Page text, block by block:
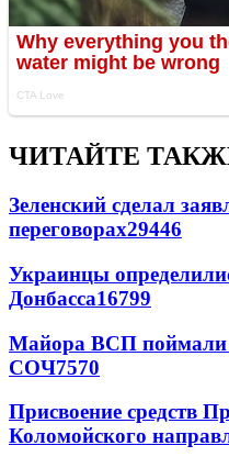
ЧИТАЙТЕ
Зеленский сделал
переговорах29446
Украинцы
Донбасса16799
Майора ВСП
СОЧ7570
Присвоение средств
Коломойского